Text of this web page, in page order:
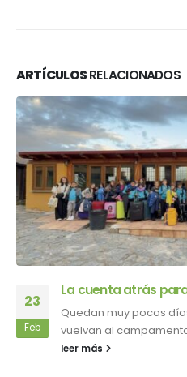
ARTÍCULOSRELACIONADOS
23
Feb
La cuenta atrás
Quedan muy pocos
vuelvan al
leer más